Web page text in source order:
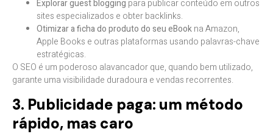
Explorar guest blogging para publicar conteúdo em outros
sites especializados e obter backlinks.
Otimizar a ficha do produto do seu eBookna Amazon,
Apple Books e outras plataformas usando palavras-chave
estratégicas.
O SEO é um poderoso alavancador que, quando bem utilizado,
garante uma visibilidade duradoura e vendas recorrentes.
3. Publicidade paga: um método
rápido, mas caro